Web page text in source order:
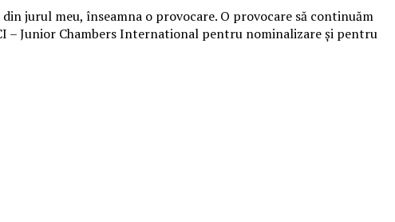
jurul meu, înseamna o provocare. O provocare să continuăm
– Junior Chambers International pentru nominalizare şi pentru